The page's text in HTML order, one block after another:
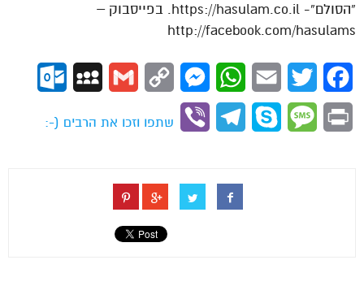
“הסולם”- https://hasulam.co.il. בפייסבוק –
http://facebook.com/hasulams
Facebook
Twitter
Email
WhatsApp
Messenger
Copy
Gmail
MySpace
Print
Message
Skype
Telegram
Viber
שתפו וזכו את הרבים (-: